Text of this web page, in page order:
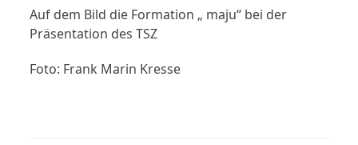
Auf dem Bild die Formation „ maju“ bei der
Präsentation des TSZ
Foto: Frank Marin Kresse